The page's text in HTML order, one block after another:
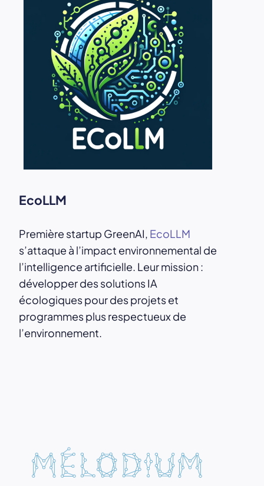
EcoLLM
Première startup GreenAI, EcoLLM
s’attaque à l’impact environnemental de
l’intelligence artificielle. Leur mission :
développer des solutions IA
écologiques pour des projets et
programmes plus respectueux de
l’environnement.